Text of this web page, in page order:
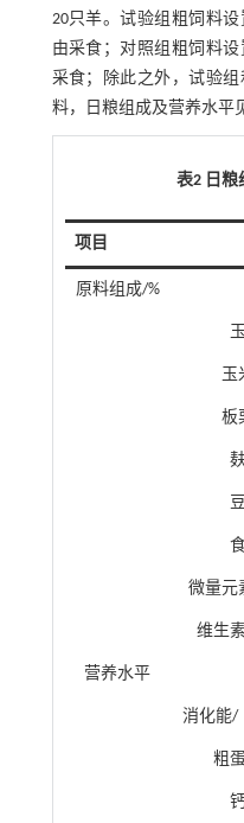
20只羊。试验组粗饲料
由采食；对照组粗饲料
采食；除此之外，试验
料，日粮组成及营养水平
表2 日粮
项目
原料组成/%
玉
板
微量元
维生
营养水平
消化能/
粗